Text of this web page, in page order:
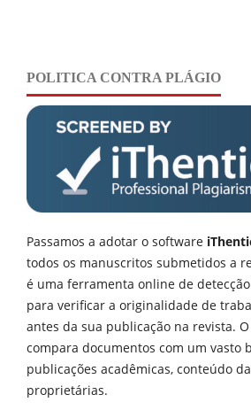
POLITICA CONTRA PLÁGIO
Passamos a adotar o software
todos os manuscritos submetidos a
é uma ferramenta online de
para verificar a originalidade de
antes da sua publicação na revista.
compara documentos com um vasto
publicações acadêmicas, conteúdo
proprietárias.